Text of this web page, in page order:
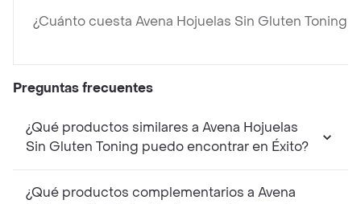
¿Cuánto cuesta Avena Hojuelas Sin Gluten Toning?
Preguntas frecuentes
¿Qué productos similares a Avena Hojuelas
Sin Gluten Toning puedo encontrar en Éxito?
¿Qué productos complementarios a Avena